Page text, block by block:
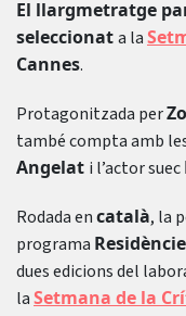
El llargmetratge
seleccionata la
Cannes.
Protagonitzada per
també compta amb
Angelat i l’actor suec
Rodada encatalà, la
programa
dues edicions del
laSetmana de la